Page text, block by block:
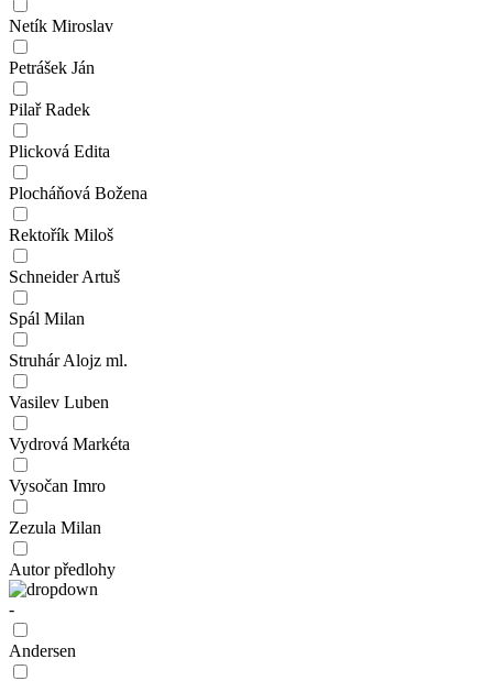
Netík Miroslav
Petrášek Ján
Pilař Radek
Plicková Edita
Plocháňová Božena
Rektořík Miloš
Schneider Artuš
Spál Milan
Struhár Alojz ml.
Vasilev Luben
Vydrová Markéta
Vysočan Imro
Zezula Milan
Autor předlohy
-
Andersen